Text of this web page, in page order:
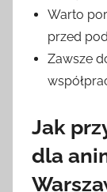
Warto
przed
Zawsze
Jak
dla